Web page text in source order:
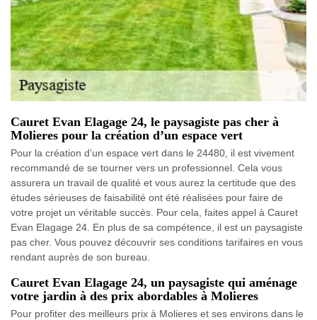
Cauret Evan Elagage 24, le paysagiste pas cher à
Molieres pour la création d’un espace vert
Pour la création d’un espace vert dans le 24480, il est vivement
recommandé de se tourner vers un professionnel. Cela vous
assurera un travail de qualité et vous aurez la certitude que des
études sérieuses de faisabilité ont été réalisées pour faire de
votre projet un véritable succès. Pour cela, faites appel à Cauret
Evan Elagage 24. En plus de sa compétence, il est un paysagiste
pas cher. Vous pouvez découvrir ses conditions tarifaires en vous
rendant auprès de son bureau.
Cauret Evan Elagage 24, un paysagiste qui aménage
votre jardin à des prix abordables à Molieres
Pour profiter des meilleurs prix à Molieres et ses environs dans le